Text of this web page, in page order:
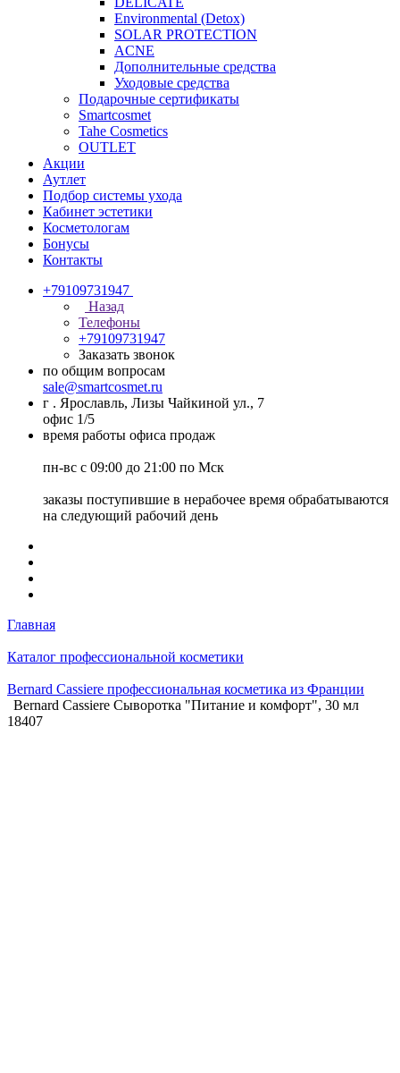
Environmental (Detox)
SOLAR PROTECTION
АCNE
Дополнительные средства
Уходовые средства
Подарочные сертификаты
Smartcosmet
Tahe Cosmetics
OUTLET
Акции
Аутлет
Подбор системы ухода
Кабинет эстетики
Косметологам
Бонусы
Контакты
+79109731947
Назад
Телефоны
+79109731947
Заказать звонок
по общим вопросам
sale@smartcosmet.ru
г . Ярославль, Лизы Чайкиной ул., 7
офис 1/5
время работы офиса продаж
пн-вс с 09:00 до 21:00 по Мск
заказы поступившие в нерабочее время обрабатываются
на следующий рабочий день
Главная
Каталог профессиональной косметики
Bernard Cassiere профессиональная косметика из Франции
Bernard Cassiere Сыворотка "Питание и комфорт", 30 мл
18407